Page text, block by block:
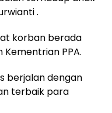
.
korban berada
Kementrian PPA.
berjalan dengan
terbaik para